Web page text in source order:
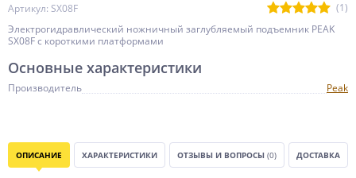
Артикул: SX08F
(1)
Электрогидравлический ножничный заглубляемый подъемник PEAK
SX08F с короткими платформами
Основные характеристики
Производитель Peak
ОПИСАНИЕ ХАРАКТЕРИСТИКИ ОТЗЫВЫ И ВОПРОСЫ (0) ДОСТАВКА